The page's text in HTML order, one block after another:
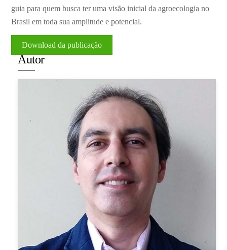
guia para quem busca ter uma visão inicial da agroecologia no
Brasil em toda sua amplitude e potencial.
Download da publicação
Autor